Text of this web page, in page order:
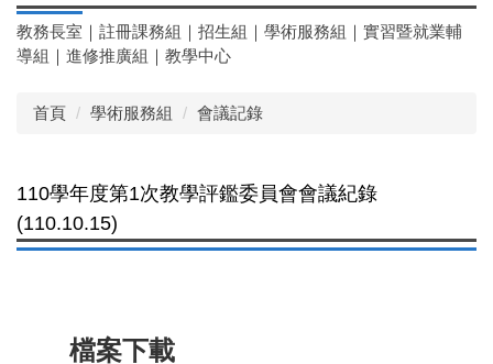
教務長室 ｜ 註冊課務組 ｜ 招生組 ｜ 學術服務組 ｜ 實習暨就業輔
導組 ｜ 進修推廣組 ｜ 教學中心
首頁 學術服務組 會議記錄
110學年度第1次教學評鑑委員會會議紀錄
(110.10.15)